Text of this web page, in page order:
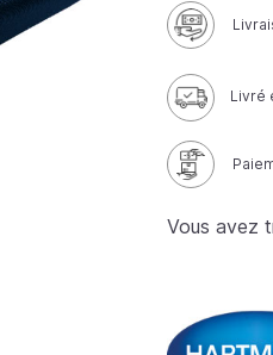
Livré
Vous avez